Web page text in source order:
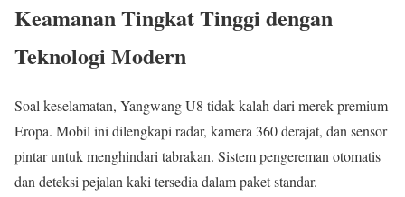
Keamanan Tingkat Tinggi dengan
Teknologi Modern
Soal keselamatan, Yangwang U8 tidak kalah dari merek premium
Eropa. Mobil ini dilengkapi radar, kamera 360 derajat, dan sensor
pintar untuk menghindari tabrakan. Sistem pengereman otomatis
dan deteksi pejalan kaki tersedia dalam paket standar.